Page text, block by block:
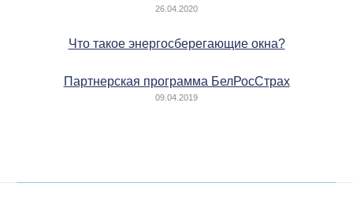
26.04.2020
Что такое энергосберегающие окна?
Партнерская программа БелРосСтрах
09.04.2019